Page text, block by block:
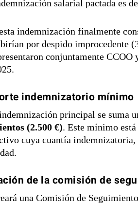
salarial pactada es
indemnización finalmente
por despido improcedente
conjuntamente
indemnizatorio mínimo
principal se suma
(2.500 €). Este mínimo
cuya cuantía
de la comisión de
una Comisión de